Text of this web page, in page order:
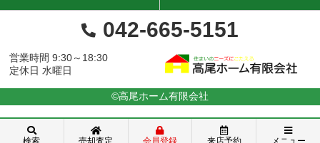
042-665-5151
営業時間 9:30～18:30
定休日 水曜日
©高尾ホーム有限会社
検索 売却査定 会員登録 来店予約 メニュー